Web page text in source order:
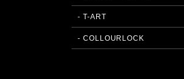
- T-ART
- COLLOURLOCK